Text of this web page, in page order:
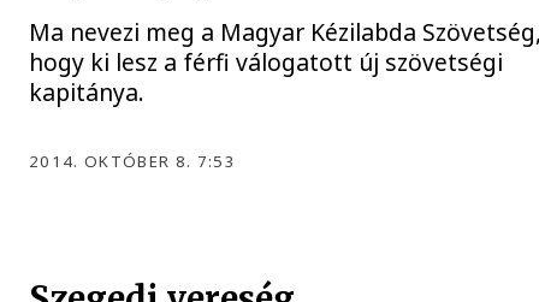
Ma nevezi meg a Magyar Kézilabda
hogy ki lesz a férfi válogatott új szövetségi
kapitánya.
2014. OKTÓBER 8. 7:53